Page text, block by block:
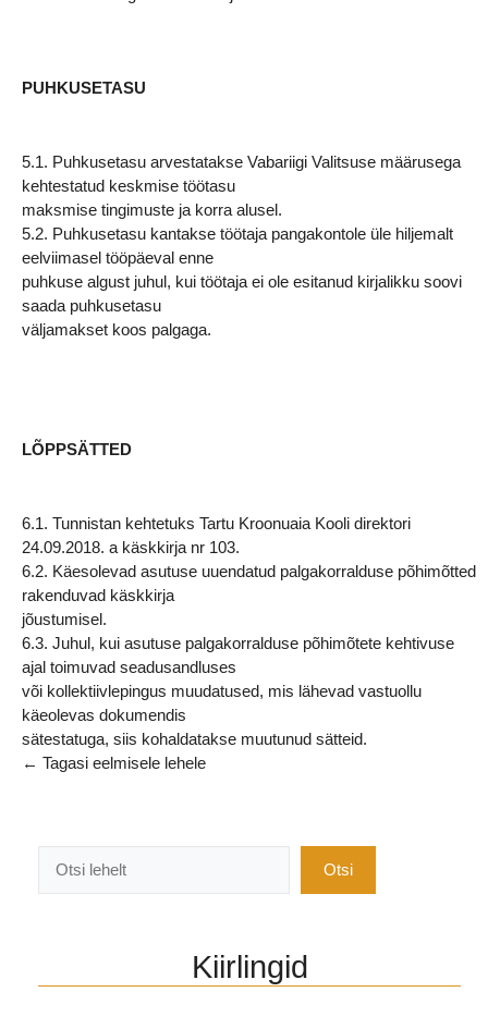
PUHKUSETASU
5.1. Puhkusetasu arvestatakse Vabariigi Valitsuse määrusega
kehtestatud keskmise töötasu
maksmise tingimuste ja korra alusel.
5.2. Puhkusetasu kantakse töötaja pangakontole üle hiljemalt
eelviimasel tööpäeval enne
puhkuse algust juhul, kui töötaja ei ole esitanud kirjalikku soovi
saada puhkusetasu
väljamakset koos palgaga.
LÕPPSÄTTED
6.1. Tunnistan kehtetuks Tartu Kroonuaia Kooli direktori
24.09.2018. a käskkirja nr 103.
6.2. Käesolevad asutuse uuendatud palgakorralduse põhimõtted
rakenduvad käskkirja
jõustumisel.
6.3. Juhul, kui asutuse palgakorralduse põhimõtete kehtivuse
ajal toimuvad seadusandluses
või kollektiivlepingus muudatused, mis lähevad vastuollu
käeolevas dokumendis
sätestatuga, siis kohaldatakse muutunud sätteid.
← Tagasi eelmisele lehele
Otsi
Kiirlingid